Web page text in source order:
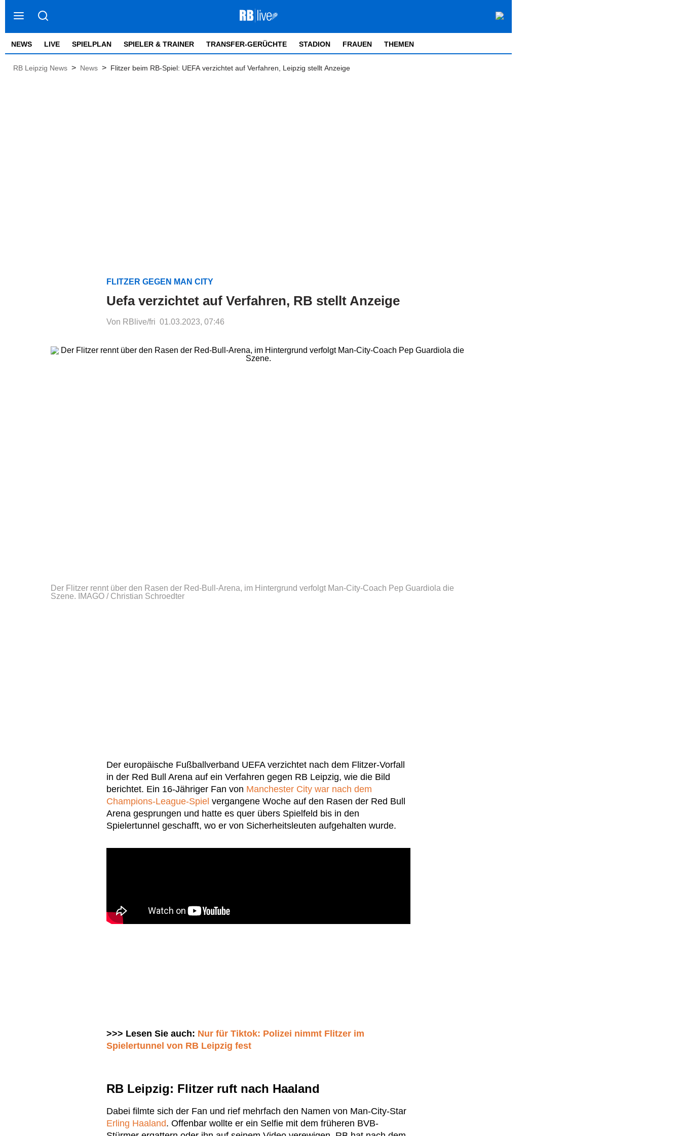
NEWS LIVE SPIELPLAN SPIELER & TRAINER TRANSFER-GERÜCHTE STADION FRAUEN THEMEN
RB Leipzig News > News > Flitzer beim RB-Spiel: UEFA verzichtet auf Verfahren, Leipzig stellt Anzeige
FLITZER GEGEN MAN CITY
Uefa verzichtet auf Verfahren, RB stellt Anzeige
Von RBlive/fri 01.03.2023, 07:46
Der Flitzer rennt über den Rasen der Red-Bull-Arena, im Hintergrund verfolgt Man-City-Coach Pep Guardiola die
Szene.
IMAGO / Christian Schroedter
Der europäische Fußballverband UEFA verzichtet nach dem Flitzer-Vorfall
in der Red Bull Arena auf ein Verfahren gegen RB Leipzig, wie die Bild
berichtet. Ein 16-Jähriger Fan von Manchester City war nach dem
Champions-League-Spiel vergangene Woche auf den Rasen der Red Bull
Arena gesprungen und hatte es quer übers Spielfeld bis in den
Spielertunnel geschafft, wo er von Sicherheitsleuten aufgehalten wurde.
>>> Lesen Sie auch: Nur für Tiktok: Polizei nimmt Flitzer im
Spielertunnel von RB Leipzig fest
RB Leipzig: Flitzer ruft nach Haaland
Dabei filmte sich der Fan und rief mehrfach den Namen von Man-City-Star
Erling Haaland. Offenbar wollte er ein Selfie mit dem früheren BVB-